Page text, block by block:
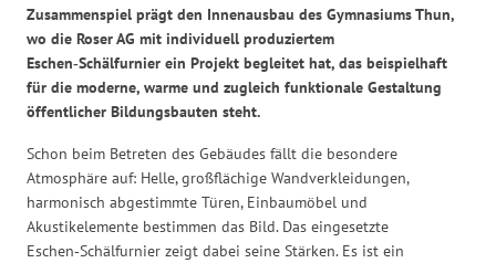
Zusammenspiel prägt den Innenausbau des Gymnasiums Thun,
wo die Roser AG mit individuell produziertem
Eschen‑Schälfurnier ein Projekt begleitet hat, das beispielhaft
für die moderne, warme und zugleich funktionale Gestaltung
öffentlicher Bildungsbauten steht.
Schon beim Betreten des Gebäudes fällt die besondere
Atmosphäre auf: Helle, großflächige Wandverkleidungen,
harmonisch abgestimmte Türen, Einbaumöbel und
Akustikelemente bestimmen das Bild. Das eingesetzte
Eschen‑Schälfurnier zeigt dabei seine Stärken. Es ist ein